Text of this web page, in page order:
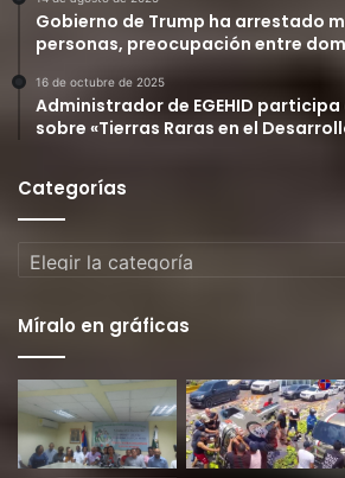
Gobierno de Trump ha arrestado
personas, preocupación entre
16 de octubre de 2025
Administrador de EGEHID
sobre «Tierras Raras en el
Categorías
Categorías
Míralo en gráficas